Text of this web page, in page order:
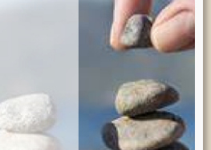
DE COOKIES
D'UTILISATION